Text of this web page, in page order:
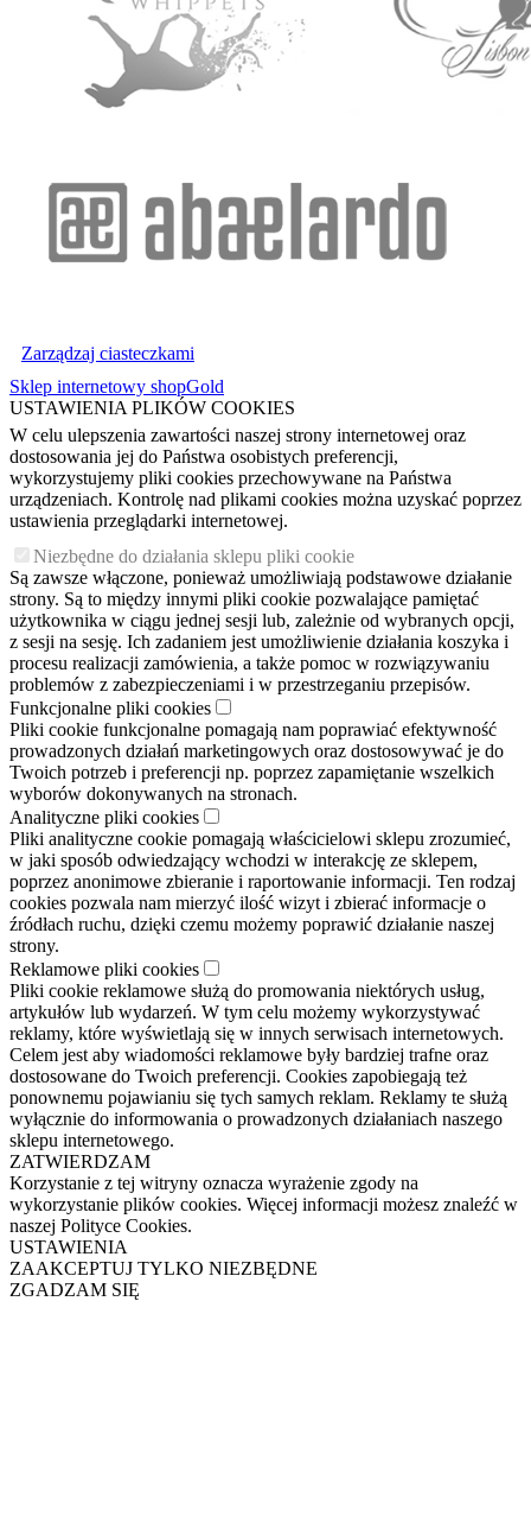
Zarządzaj ciasteczkami
Sklep internetowy shopGold
USTAWIENIA PLIKÓW COOKIES
W celu ulepszenia zawartości naszej strony internetowej oraz
dostosowania jej do Państwa osobistych preferencji,
wykorzystujemy pliki cookies przechowywane na Państwa
urządzeniach. Kontrolę nad plikami cookies można uzyskać poprzez
ustawienia przeglądarki internetowej.
Niezbędne do działania sklepu pliki cookie
Są zawsze włączone, ponieważ umożliwiają podstawowe działanie
strony. Są to między innymi pliki cookie pozwalające pamiętać
użytkownika w ciągu jednej sesji lub, zależnie od wybranych opcji,
z sesji na sesję. Ich zadaniem jest umożliwienie działania koszyka i
procesu realizacji zamówienia, a także pomoc w rozwiązywaniu
problemów z zabezpieczeniami i w przestrzeganiu przepisów.
Funkcjonalne pliki cookies
Pliki cookie funkcjonalne pomagają nam poprawiać efektywność
prowadzonych działań marketingowych oraz dostosowywać je do
Twoich potrzeb i preferencji np. poprzez zapamiętanie wszelkich
wyborów dokonywanych na stronach.
Analityczne pliki cookies
Pliki analityczne cookie pomagają właścicielowi sklepu zrozumieć,
w jaki sposób odwiedzający wchodzi w interakcję ze sklepem,
poprzez anonimowe zbieranie i raportowanie informacji. Ten rodzaj
cookies pozwala nam mierzyć ilość wizyt i zbierać informacje o
źródłach ruchu, dzięki czemu możemy poprawić działanie naszej
strony.
Reklamowe pliki cookies
Pliki cookie reklamowe służą do promowania niektórych usług,
artykułów lub wydarzeń. W tym celu możemy wykorzystywać
reklamy, które wyświetlają się w innych serwisach internetowych.
Celem jest aby wiadomości reklamowe były bardziej trafne oraz
dostosowane do Twoich preferencji. Cookies zapobiegają też
ponownemu pojawianiu się tych samych reklam. Reklamy te służą
wyłącznie do informowania o prowadzonych działaniach naszego
sklepu internetowego.
ZATWIERDZAM
Korzystanie z tej witryny oznacza wyrażenie zgody na
wykorzystanie plików cookies. Więcej informacji możesz znaleźć w
naszej Polityce Cookies.
USTAWIENIA
ZAAKCEPTUJ TYLKO NIEZBĘDNE
ZGADZAM SIĘ